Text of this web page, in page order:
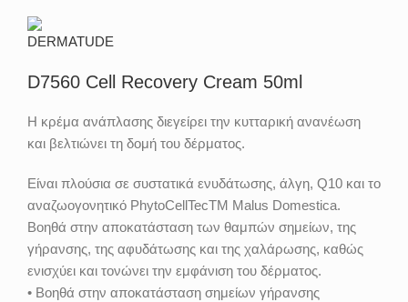
D7560 Cell Recovery Cream 50ml
Η κρέμα ανάπλασης διεγείρει την κυτταρική ανανέωση
και βελτιώνει τη δομή του δέρματος.
Είναι πλούσια σε συστατικά ενυδάτωσης, άλγη, Q10 και το
αναζωογονητικό PhytoCellTecTM Malus Domestica.
Βοηθά στην αποκατάσταση των θαμπών σημείων, της
γήρανσης, της αφυδάτωσης και της χαλάρωσης, καθώς
ενισχύει και τονώνει την εμφάνιση του δέρματος.
• Βοηθά στην αποκατάσταση σημείων γήρανσης